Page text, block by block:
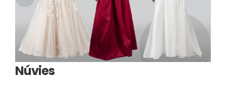
Núvies